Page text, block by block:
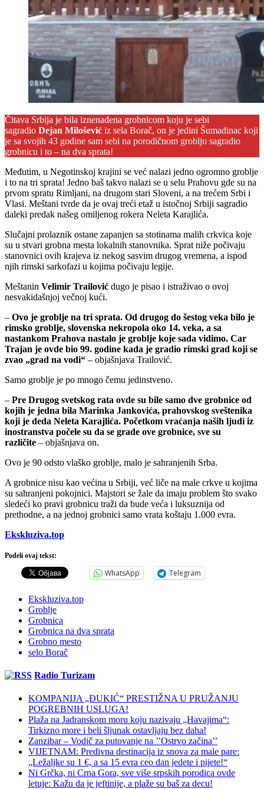
Čitava Srbija je bila iznenađena grobnicom koju je sebi
sagradio Dejan Milošević iz sela Borač, on je jedini Šumadinac koji
je sa svojih 43 godine sam sebi na porodičnom groblju sagradio
grobnicu i to – na dva sprata!
Međutim, u Negotinskoj krajini se već nalazi jedno ogromno groblje
i to na tri sprata! Jedno baš takvo nalazi se u selu Prahovu gde su na
prvom spratu Rimljani, na drugom stari Sloveni, a na trećem Srbi i
Vlasi. Meštani tvrde da je ovaj treći etaž u istočnoj Srbiji sagradio
daleki predak našeg omiljenog rokera Neleta Karajlića.
Slučajni prolaznik ostane zapanjen sa stotinama malih crkvica koje
su u stvari grobna mesta lokalnih stanovnika. Sprat niže počivaju
stanovnici ovih krajeva iz nekog sasvim drugog vremena, a ispod
njih rimski sarkofazi u kojima počivaju legije.
Meštanin Velimir Trailović dugo je pisao i istraživao o ovoj
nesvakidašnjoj večnoj kući.
– Ovo je groblje na tri sprata. Od drugog do šestog veka bilo je
rimsko groblje, slovenska nekropola oko 14. veka, a sa
nastankom Prahova nastalo je groblje koje sada vidimo. Car
Trajan je ovde bio 99. godine kada je gradio rimski grad koji se
zvao „grad na vodi“ – objašnjava Trailović.
Samo groblje je po mnogo čemu jedinstveno.
– Pre Drugog svetskog rata ovde su bile samo dve grobnice od
kojih je jedna bila Marinka Jankovića, prahovskog sveštenika
koji je deda Neleta Karajlića. Početkom vraćanja naših ljudi iz
inostranstva počele su da se grade ove grobnice, sve su
različite – objašnjava on.
Ovo je 90 odsto vlaško groblje, malo je sahranjenih Srba.
A grobnice nisu kao većina u Srbiji, već liče na male crkve u kojima
su sahranjeni pokojnici. Majstori se žale da imaju problem što svako
sledeći ko pravi grobnicu traži da bude veća i luksuznija od
prethodne, a na jednoj grobnici samo vrata koštaju 1.000 evra.
Ekskluziva.top
Podeli ovaj tekst:
WhatsApp Telegram
Ekskluziva.top
Groblje
Grobnica
Grobnica na dva sprata
Grobno mesto
selo Borač
Radio Turizam
KOMPANIJA „ĐUKIĆ“ PRESTIŽNA U PRUŽANJU
POGREBNIH USLUGA!
Plaža na Jadranskom moru koju nazivaju „Havajima“:
Tirkizno more i beli šljunak ostavljaju bez daha!
Zanzibar – Vodič za putovanje na ’’Ostrvo začina’’
VIJETNAM: Predivna destinacija iz snova za male pare:
„Ležaljke su 1 €, a sa 15 evra ceo dan jedete i pijete!“
Ni Grčka, ni Crna Gora, sve više srpskih porodica ovde
letuje: Kažu da je jeftinije, a plaže su baš za decu!